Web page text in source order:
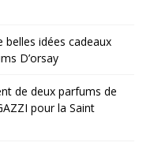
belles idées cadeaux
D’orsay
de deux parfums de
pour la Saint